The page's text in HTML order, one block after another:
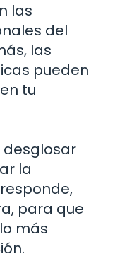
las
del
las
pueden
tu
desglosar
la
para que
más